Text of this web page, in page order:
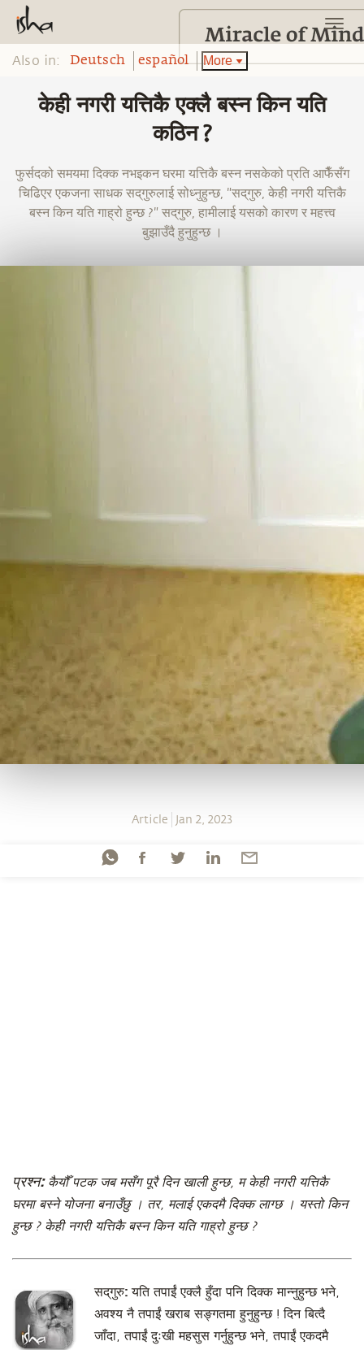
Also in: Deutsch español More
केही नगरी यत्तिकै एक्लै बस्न किन यति
कठिन ?
फुर्सदको समयमा दिक्क नभइकन घरमा यत्तिकै बस्न नसकेको प्रति आफैँसँग
चिढिएर एकजना साधक सद्‌गुरुलाई सोध्नुहुन्छ, "सद्‌गुरु, केही नगरी यत्तिकै
बस्न किन यति गाह्रो हुन्छ ?" सद्‌गुरु, हामीलाई यसको कारण र महत्त्व
बुझाउँदै हुनुहुन्छ ।
Article Jan 2, 2023
प्रश्न: कैयौँ पटक जब मसँग पूरै दिन खाली हुन्छ, म केही नगरी यत्तिकै
घरमा बस्ने योजना बनाउँछु । तर, मलाई एकदमै दिक्क लाग्छ । यस्तो किन
हुन्छ ? केही नगरी यत्तिकै बस्न किन यति गाह्रो हुन्छ ?
सद्‌गुरु:यति तपाईं एक्लै हुँदा पनि दिक्क मान्नुहुन्छ भने,
अवश्य नै तपाईं खराब सङ्गतमा हुनुहुन्छ ! दिन बित्दै
जाँदा, तपाईं दुःखी महसुस गर्नुहुन्छ भने, तपाईं एकदमै